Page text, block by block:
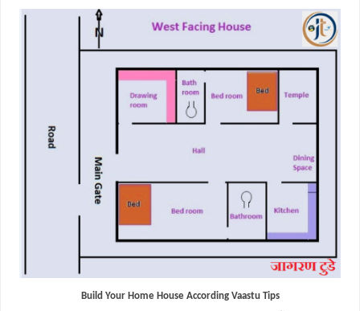
Build Your Home House According Vaastu Tips